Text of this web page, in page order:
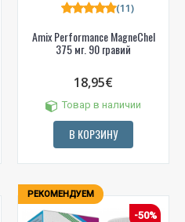
Amix Performance MagneChel
375 мг. 90 гравий
(11)
18,95€
Товар в наличии
В КОРЗИНУ
РЕКОМЕНДУЕМ
-50%